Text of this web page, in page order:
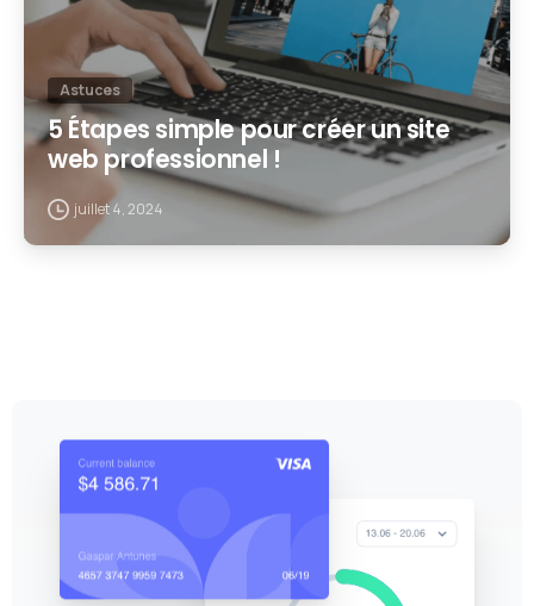
Astuces
5 Étapes simple pour créer un site
web professionnel !
juillet 4, 2024